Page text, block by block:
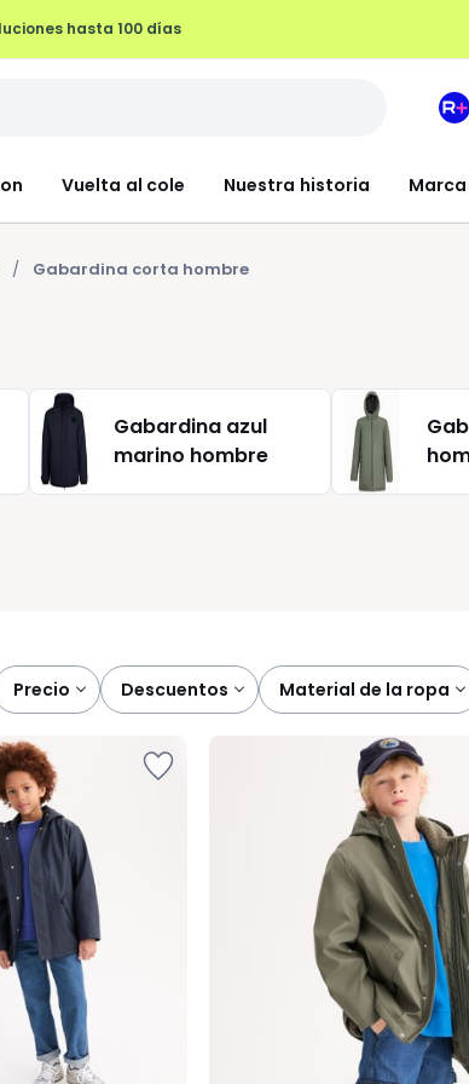
hasta 100 días
Vuelta al cole Nuestra historia
Mi
Gabardina corta hombre
Gabardina azul
marino hombre
precio descuentos material de la ropa